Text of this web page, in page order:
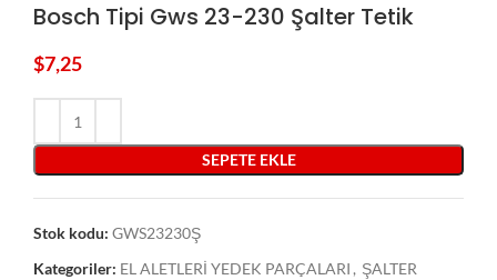
Bosch Tipi Gws 23-230 Şalter Tetik
$7,25
SEPETE EKLE
Stok kodu: GWS23230Ş
Kategoriler: EL ALETLERİ YEDEK PARÇALARI , ŞALTER